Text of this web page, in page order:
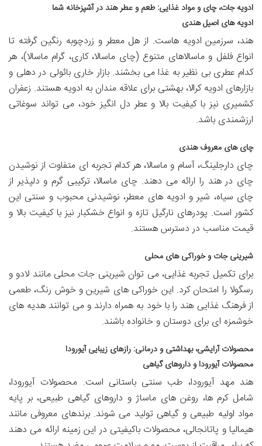
ادویه جات، چای و مواد غذایی: طعم و عطر هند در آشپزخانه شما
ادویه های اصیل هندی
هند، سرزمین ادویه هاست. از هل معطر و زردچوبه رنگین گرفته تا
انواع فلفل و ماسالاهای متنوع (چای ماسالا، کاری، گرام ماسالا)، هر
کدام عطری بی نظیر به غذا می بخشند. بازار خاری بائولی در دهلی و
بازارهای ادویه کرالا، بهشتی برای علاقه مندان به ادویه هستند. زعفران
کشمیری نیز با کیفیت بالا و عطر دل انگیز خود، می تواند سوغاتی
ارزشمندی باشد.
چای های معروف هندی
چای دارجلینگ، آسام و ماسالا، هر کدام تجربه ای متفاوت از نوشیدن
چای در هند را ارائه می دهند. چای ماسالا، ترکیبی گرم و دلپذیر از
چای سیاه، شیر و ادویه های معطر، نوشیدنی محبوب و سنتی این
کشور است. پودرهای نارگیل تازه و انواع خشکبار نیز با کیفیت بالا و
قیمت مناسب در دسترس هستند.
شیرینی جات و خوراکی های محلی
برای تکمیل تجربه غذایی، می توان شیرینی جات محلی مانند لادو و
رسگولا را امتحان کرد. این خوراکی های شیرین و خوش رنگ، طعمی
از فرهنگ غذایی هند را با خود به همراه دارند و می توانند هدیه های
خوشمزه ای برای دوستان و خانواده باشند.
محصولات آرایشی، بهداشتی و درمانی: رازهای زیبایی آیورودا
محصولات آیورودا و داروهای گیاهی
هند مهد آیورودا، طب سنتی باستانی است. محصولات آیورودا،
شامل کرم ها، روغن های ماساژ و داروهای گیاهی طبیعی، بر پایه
مواد اولیه طبیعی و گیاهی تولید می شوند. برندهای معروفی مانند
هیمالیا و پاتانجالی، محصولات باکیفیتی در این زمینه ارائه می دهند